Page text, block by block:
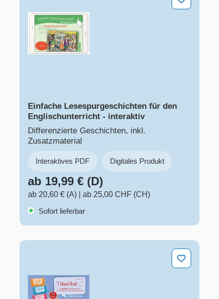
Einfache Lesespurgeschichten für den
Englischunterricht - interaktiv
Differenzierte Geschichten, inkl.
Zusatzmaterial
Interaktives PDF Digitales Produkt
ab 19,99 € (D)
ab 20,60 € (A)
ab 25,00 CHF (CH)
Sofort lieferbar
"I liked that …“ 60 digitale Impulskarten mit